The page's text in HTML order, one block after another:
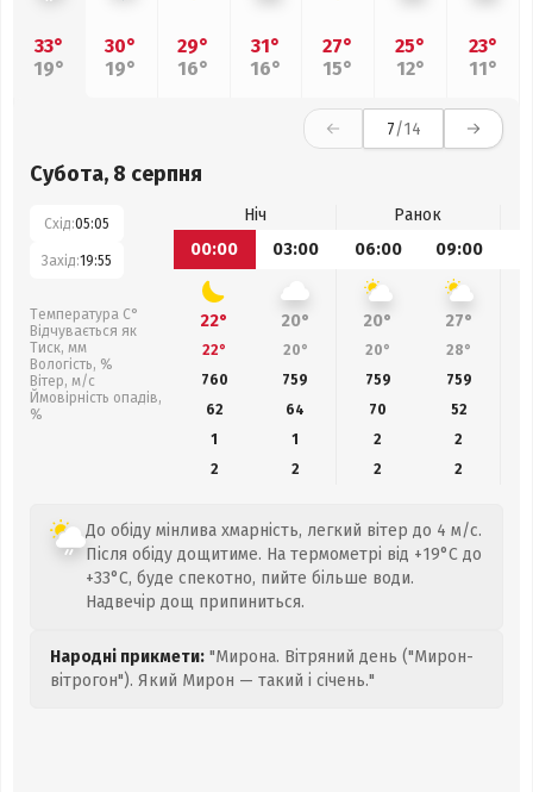
33°
19°
30°
19°
29°
16°
31°
16°
27°
15°
25°
12°
23°
11°
7/14
Субота, 8 серпня
Схід:05:05
Захід:19:55
Температура С°
Відчувається як
Тиск, мм
Вологість, %
Вітер, м/с
Ймовірність опадів,
%
Ніч
Ранок
00:00
03:00 06:00 09:00
22° 20° 20° 27°
22° 20° 20° 28°
760
759 759 759
62
64 70 52
1
1 2
2
2
2 2 2
До обіду мінлива хмарність, легкий вітер до 4 м/с.
Після обіду дощитиме. На термометрі від +19°C до
+33°C, буде спекотно, пийте більше води.
Надвечір дощ припиниться.
Народні прикмети: "Мирона. Вітряний день ("Мирон-
вітрогон"). Який Мирон — такий і січень."